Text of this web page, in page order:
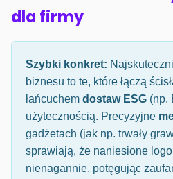
dla firmy
Szybki konkret:
biznesu to te, które łączą
łańcuchem dostaw ESG (np.
użytecznością. Precyzyjne
gadżetach (jak np. trwały
sprawiają, że naniesione
nienagannie, potęgując